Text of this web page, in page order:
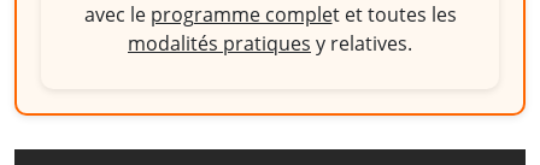
avec le programme complet et toutes les
modalités pratiques y relatives.